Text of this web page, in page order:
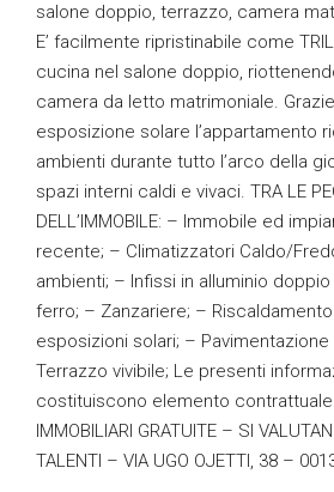
salone doppio, terrazzo, camera
E’ facilmente ripristinabile come
cucina nel salone doppio,
camera da letto matrimoniale.
esposizione solare l’appartamento
ambienti durante tutto l’arco della
spazi interni caldi e vivaci. TRA LE
DELL’IMMOBILE: – Immobile ed
recente; – Climatizzatori Caldo/
ambienti; – Infissi in alluminio
ferro; – Zanzariere; –
esposizioni solari; – Pavimentazione
Terrazzo vivibile; Le presenti
costituiscono elemento contrattuale.
IMMOBILIARI GRATUITE – SI
TALENTI – VIA UGO OJETTI, 38 –